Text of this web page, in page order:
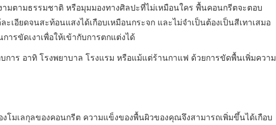
ตามธรรมชาติ หรือมุมมองทางศิลปะที่ไม่เหมือนใคร พื้นคอนกรีตจะตอบ
อียดจนสะท้อนแสงได้เกือบเหมือนกระจก และไม่จำเป็นต้องเป็นสีเทาเสมอ
รขัดเงาเพื่อให้เข้ากับการตกแต่งได้
าร อาทิ โรงพยาบาล โรงแรม หรือแม้แต่ร้านกาแฟ ด้วยการขัดพื้นเพิ่มความ
โมเลกุลของคอนกรีต ความแข็งของพื้นผิวของคุณจึงสามารถเพิ่มขึ้นได้เกือบ